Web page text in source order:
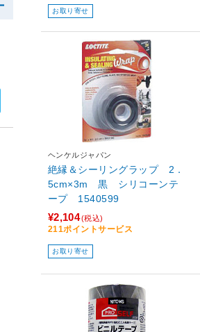
お取り寄せ
ヘンケルジャパン
絶縁＆シーリングラップ 2．
5cm×3m 黒 シリコーンテ
ープ 1540599
¥2,104(税込)
211ポイントサービス
お取り寄せ